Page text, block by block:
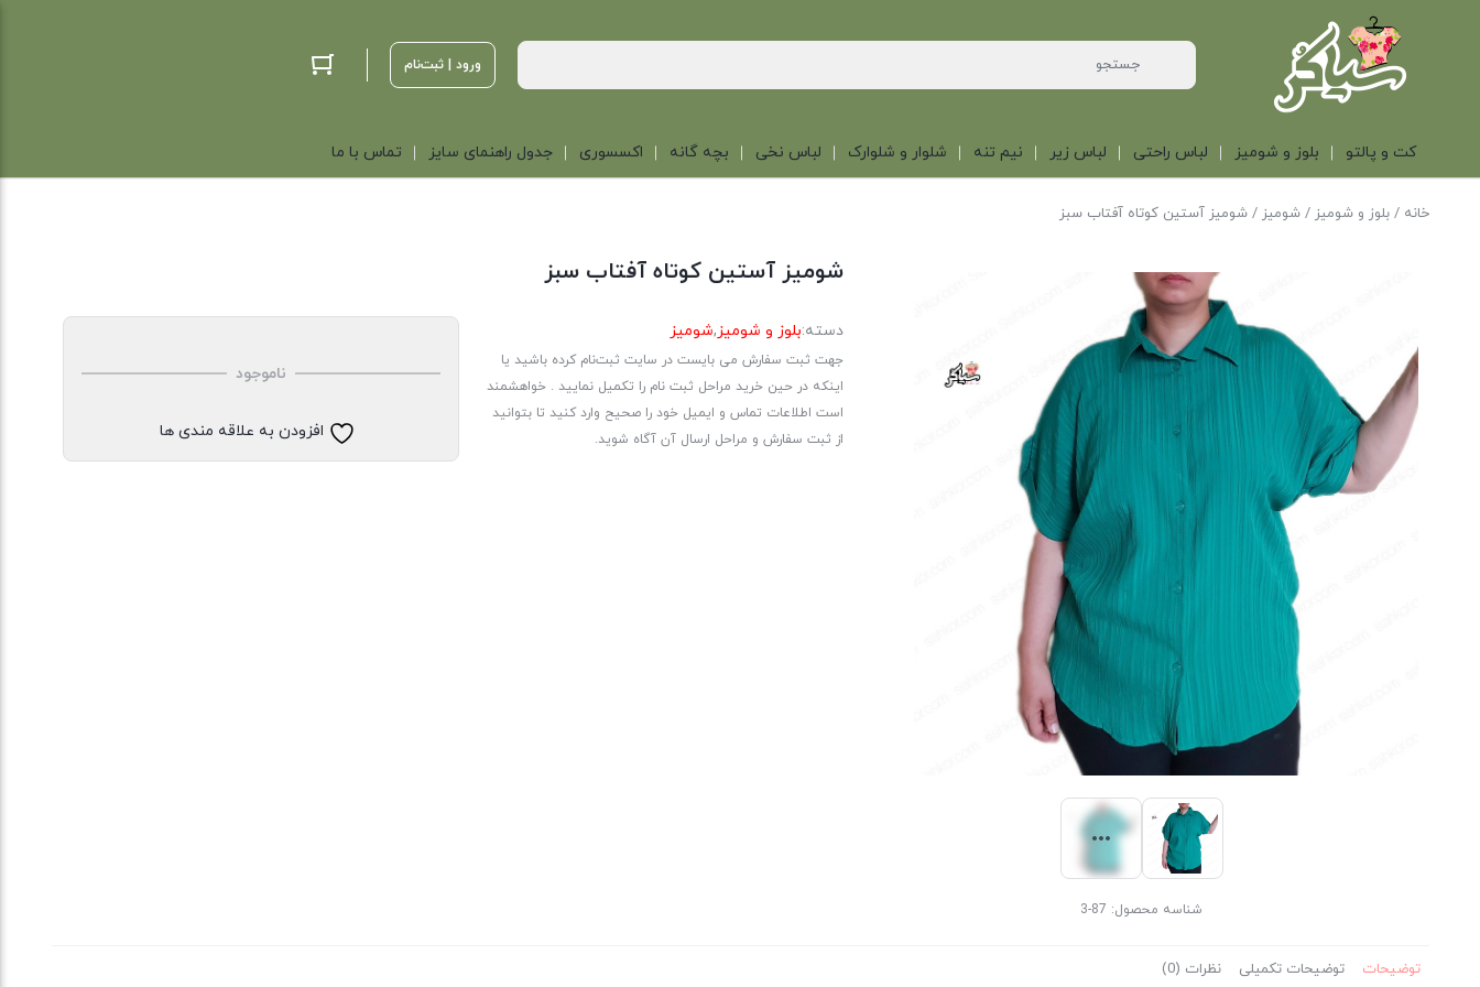
ورود | ثبت‌نام
کت و پالتو بلوز و شومیز لباس راحتی لباس زیر نیم تنه شلوار و شلوارک لباس نخی بچه گانه اکسسوری جدول راهنمای سایز تماس با ما
خانه /بلوز و شومیز /شومیز / شومیز آستین کوتاه آفتاب سبز
شناسه محصول: 87-3
شومیز آستین کوتاه آفتاب سبز
دسته:بلوز و شومیز,شومیز
جهت ثبت سفارش می بایست در سایت ثبت‌نام کرده باشید یا
اینکه در حین خرید مراحل ثبت نام را تکمیل نمایید . خواهشمند
است اطلاعات تماس و ایمیل خود را صحیح وارد کنید تا بتوانید
از ثبت سفارش و مراحل ارسال آن آگاه شوید.
ناموجود
افزودن به علاقه مندی ها
توضیحات توضیحات تکمیلی نظرات (0)